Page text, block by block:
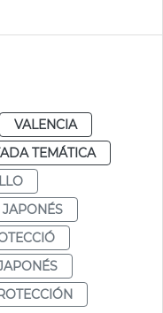
VALENCIA
TEMÁTICA
JAPONÉS